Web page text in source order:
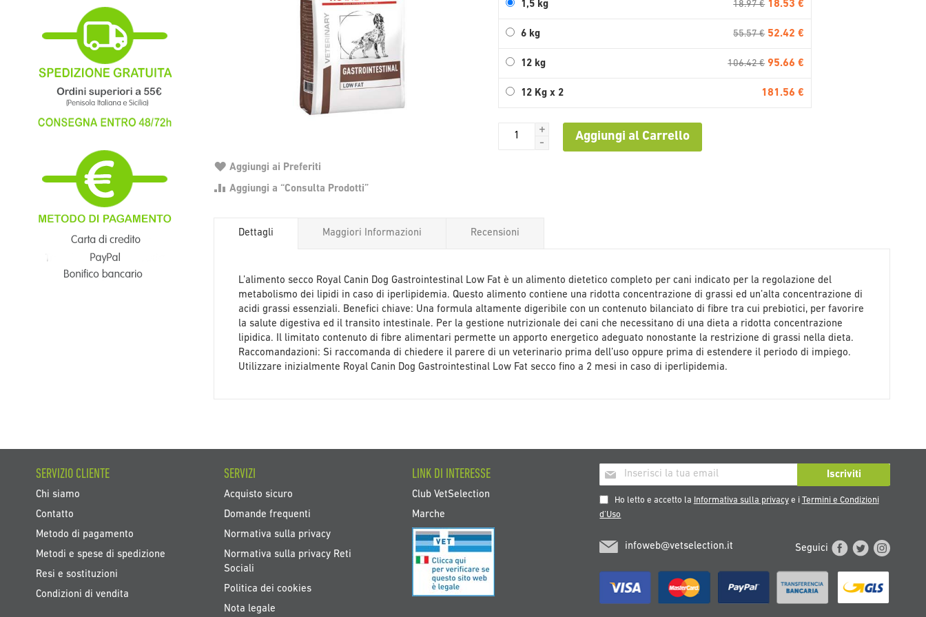
1,5 kg 18.97 € 18.53 €
6 kg 55.57 € 52.42 €
12 kg 106.42 € 95.66 €
12 Kg x 2 181.56 €
+
-
Aggiungi al Carrello
Aggiungi ai Preferiti
Aggiungi a “Consulta Prodotti”
all'inizio
di
Dettagli
L’alimento secco Royal Canin Dog Gastrointestinal Low Fat è un alimento dietetico completo per cani indicato per la regolazione del
metabolismo dei lipidi in caso di iperlipidemia. Questo alimento contiene una ridotta concentrazione di grassi ed un’alta concentrazione di
acidi grassi essenziali. Benefici chiave: Una formula altamente digeribile con un contenuto bilanciato di fibre tra cui prebiotici, per favorire
la salute digestiva ed il transito intestinale. Per la gestione nutrizionale dei cani che necessitano di una dieta a ridotta concentrazione
lipidica. Il limitato contenuto di fibre alimentari permette un apporto energetico adeguato nonostante la restrizione di grassi nella dieta.
Raccomandazioni: Si raccomanda di chiedere il parere di un veterinario prima dell’uso oppure prima di estendere il periodo di impiego.
Utilizzare inizialmente Royal Canin Dog Gastrointestinal Low Fat secco fino a 2 mesi in caso di iperlipidemia.
Maggiori Informazioni Recensioni
Iscriviti
alla
nostra
Newsletter:
Iscriviti
Ho letto e accetto la Informativa sulla privacye i Termini e Condizioni
d’Uso
SERVIZIO CLIENTE
Chi siamo
Contatto
Metodo di pagamento
Metodi e spese di spedizione
Resi e sostituzioni
Condizioni di vendita
SERVIZI
Acquisto sicuro
Domande frequenti
Normativa sulla privacy
Normativa sulla privacy Reti
Sociali
Politica dei cookies
Nota legale
LINK DI INTERESSE
Club VetSelection
Marche
infoweb@vetselection.it Seguici